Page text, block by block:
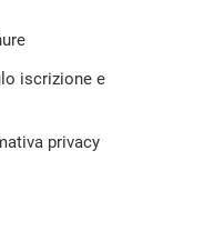
iscrizione e
privacy